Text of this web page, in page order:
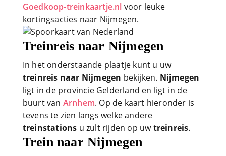
Goedkoop-treinkaartje.nl voor leuke
kortingsacties naar Nijmegen.
Treinreis naar Nijmegen
In het onderstaande plaatje kunt u uw
treinreis naar Nijmegen bekijken. Nijmegen
ligt in de provincie Gelderland en ligt in de
buurt van Arnhem. Op de kaart hieronder is
tevens te zien langs welke andere
treinstations u zult rijden op uwtreinreis.
Trein naar Nijmegen